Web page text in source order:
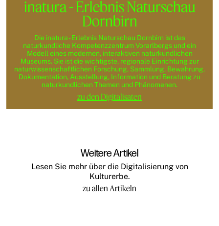
inatura - Erlebnis Naturschau
Dornbirn
Die inatura - Erlebnis Naturschau Dornbirn ist das
naturkundliche Kompetenzzentrum Vorarlbergs und ein
Modell eines modernen, interaktiven naturkundlichen
Museums. Sie ist die wichtigste, regionale Einrichtung zur
naturwissenschaftlichen Forschung, Sammlung, Bewahrung,
Dokumentation, Ausstellung, Information und Beratung zu
naturkundlichen Themen und Phänomenen.
zu den Digitalisaten
Weitere Artikel
Lesen Sie mehr über die Digitalisierung von
Kulturerbe.
zu allen Artikeln